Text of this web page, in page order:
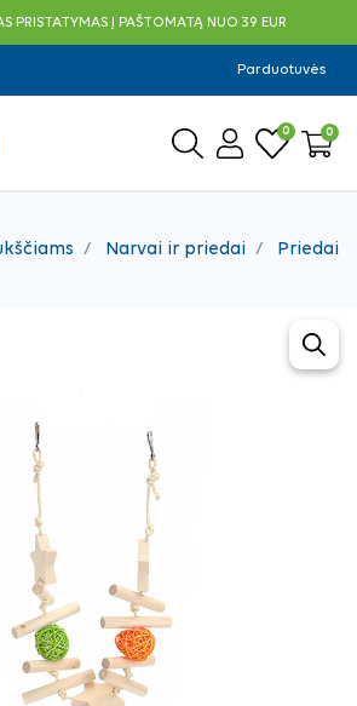
PRISTATYMAS Į PAŠTOMATĄ NUO 39 EUR
Parduotuvės
0 0
Narvai ir priedai Priedai